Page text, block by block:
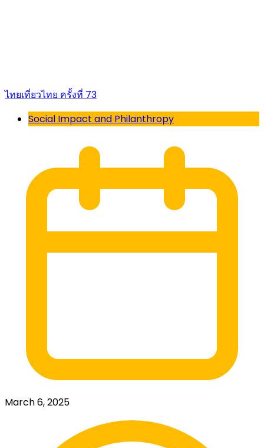
ไทยเที่ยวไทย ครั้งที่ 73
Social Impact and Philanthropy
March 6, 2025